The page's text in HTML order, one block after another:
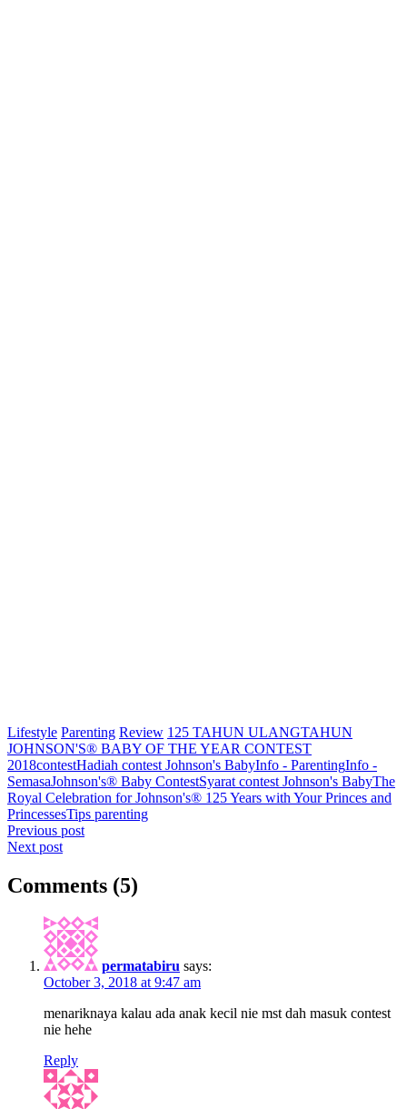
Lifestyle Parenting Review 125 TAHUN ULANGTAHUN
JOHNSON'S® BABY OF THE YEAR CONTEST
2018contestHadiah contest Johnson's BabyInfo - ParentingInfo -
SemasaJohnson's® Baby ContestSyarat contest Johnson's BabyThe
Royal Celebration for Johnson's® 125 Years with Your Princes and
PrincessesTips parenting
Post
navigation
Previous post
Next post
Comments (5)
permatabiru says:
October 3, 2018 at 9:47 am
menariknaya kalau ada anak kecil nie mst dah masuk contest
nie hehe
Reply